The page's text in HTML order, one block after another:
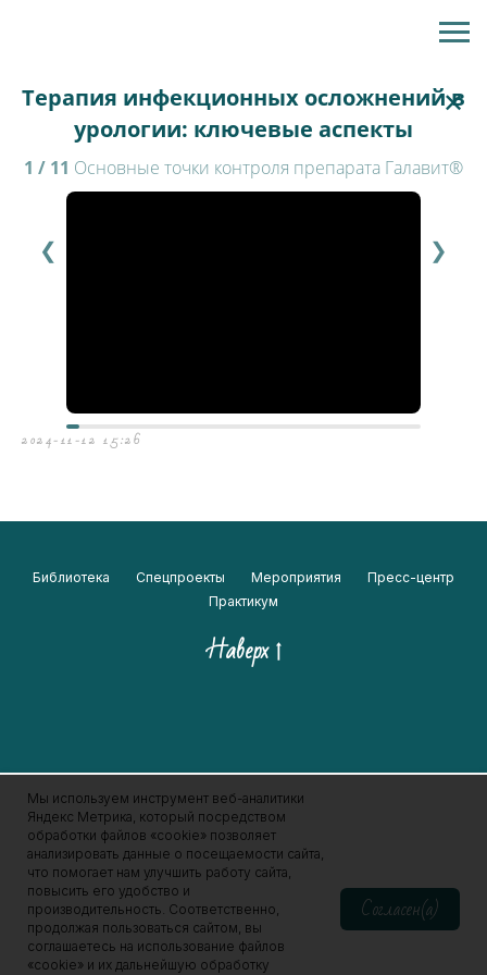
✕
❮
Терапия инфекционных осложнений в
урологии: ключевые аспекты
1 / 11 Основные точки контроля препарата Галавит®
❯
2024-11-12 15:26
Библиотека Спецпроекты Мероприятия
Пресс-центр
Практикум
Наверх
Мы используем инструмент веб-аналитики
Яндекс Метрика, который посредством
обработки файлов «cookie» позволяет
анализировать данные о посещаемости сайта,
что помогает нам улучшить работу сайта,
повысить его удобство и
производительность. Соответственно,
продолжая пользоваться сайтом, вы
соглашаетесь на использование файлов
«cookie» и их дальнейшую обработку
Согласен(а)